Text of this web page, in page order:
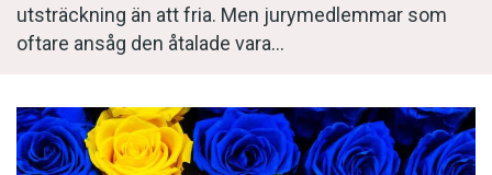
utsträckning än att fria. Men jurymedlemmar som
oftare ansåg den åtalade vara…